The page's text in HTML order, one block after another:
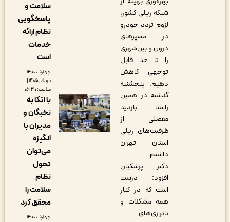
شبکه ریلی کشور،
لزوم تردد خودرو
در مسیرهای
درون و بین‌شهری
را تا حد قابل
توجهی کاهش
دهیم. پنجشنبه
گذشته در همین
راستا بازدید
مفصلی از
ظرفیت‌های ریلی
استان تهران
دکتر پزشکیان
افزود: درست
است که در کنار
همه مشکلات و
ناترازی‌های
سلامت و
پاسخگویی
نظام ارائه
چهارشنبه ۱۴
مرداد, ۱۴۰۵ |
با اتکا به
نخبگان و
مدیران با
می‌توان
سلامت را
محقق کرد
چهارشنبه ۱۴